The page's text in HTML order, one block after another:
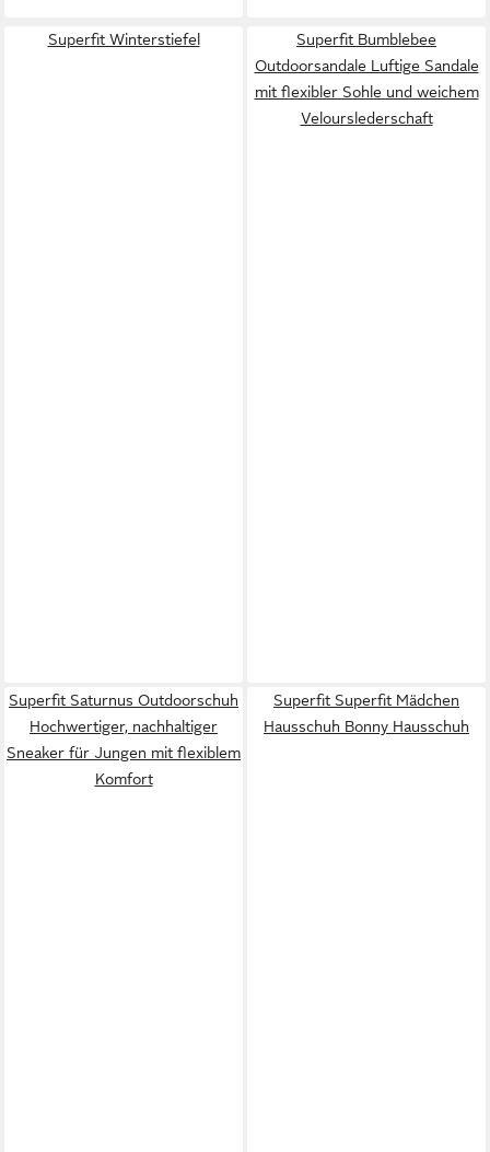
Superfit Winterstiefel
Superfit Bumblebee
Outdoorsandale Luftige Sandale
mit flexibler Sohle und weichem
Velourslederschaft
Superfit Saturnus Outdoorschuh
Hochwertiger, nachhaltiger
Sneaker für Jungen mit flexiblem
Komfort
Superfit Superfit Mädchen
Hausschuh Bonny Hausschuh